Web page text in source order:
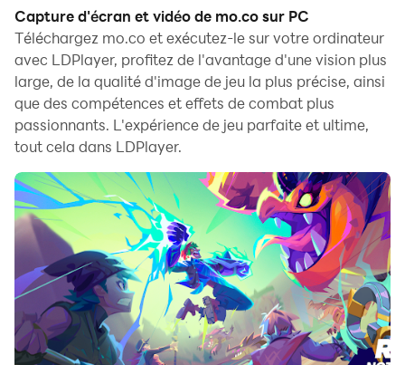
l'équilibre parfait entre tactique et réflexes & plusieurs
modes compétitifs pour des batailles intenses à tout
moment
Raid tactique :
affrontez d'autres équipes dans des matchs 3v3 ultra-
rythmés où coordination et stratégie sont toutes
Défi de survie :
survivrez-vous dans une arène qui se rétrécit ! Un test
d'habileté et de prise de décision.
Événements spéciaux :
des défis temporaires aux règles uniques pour
renouveler l'expérience !
Capture d'écran et vidéo de mo.co sur PC
Téléchargez mo.co et exécutez-le sur votre ordinateur
avec LDPlayer, profitez de l'avantage d'une vision plus
large, de la qualité d'image de jeu la plus précise, ainsi
que des compétences et effets de combat plus
passionnants. L'expérience de jeu parfaite et ultime,
tout cela dans LDPlayer.